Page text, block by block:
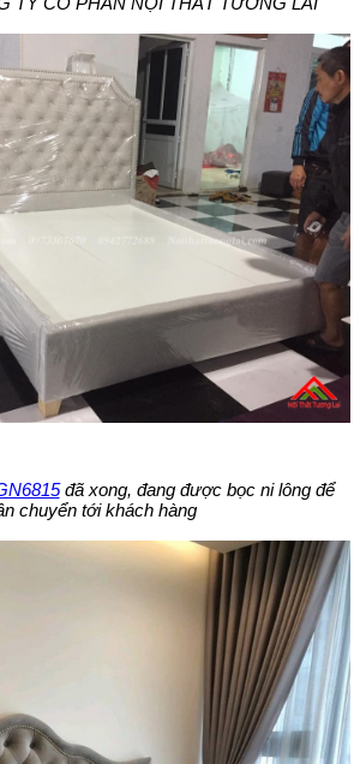
đã xong, đang được bọc ni lông để
chuyển tới khách hàng